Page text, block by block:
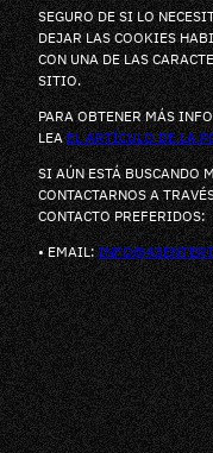
SEGURO DE SI LO
DEJAR LAS COOKIES
CON UNA DE LAS
SITIO.
PARA OBTENER MÁS
LEAEL ARTÍCULO DE LA
SI AÚN ESTÁ BUSCANDO
CONTACTARNOS A
CONTACTO PREFERIDOS:
• EMAIL: